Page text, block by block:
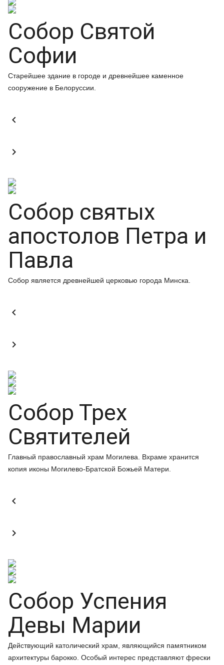
Собор Святой
Софии
Старейшее здание в городе и древнейшее каменное
сооружение в Белоруссии.


Собор святых
апостолов Петра и
Павла
Собор является древнейшей церковью города Минска.


Собор Трех
Святителей
Главный православный храм Могилева. Вхраме хранится
копия иконы Могилево-Братской Божьей Матери.


Собор Успения
Девы Марии
Действующий католический храм, являющийся памятником
архитектуры барокко. Особый интерес представляют фрески